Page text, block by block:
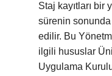
Staj kayıtları bir
sürenin
edilir. Bu
ilgili hususlar
Uygulama